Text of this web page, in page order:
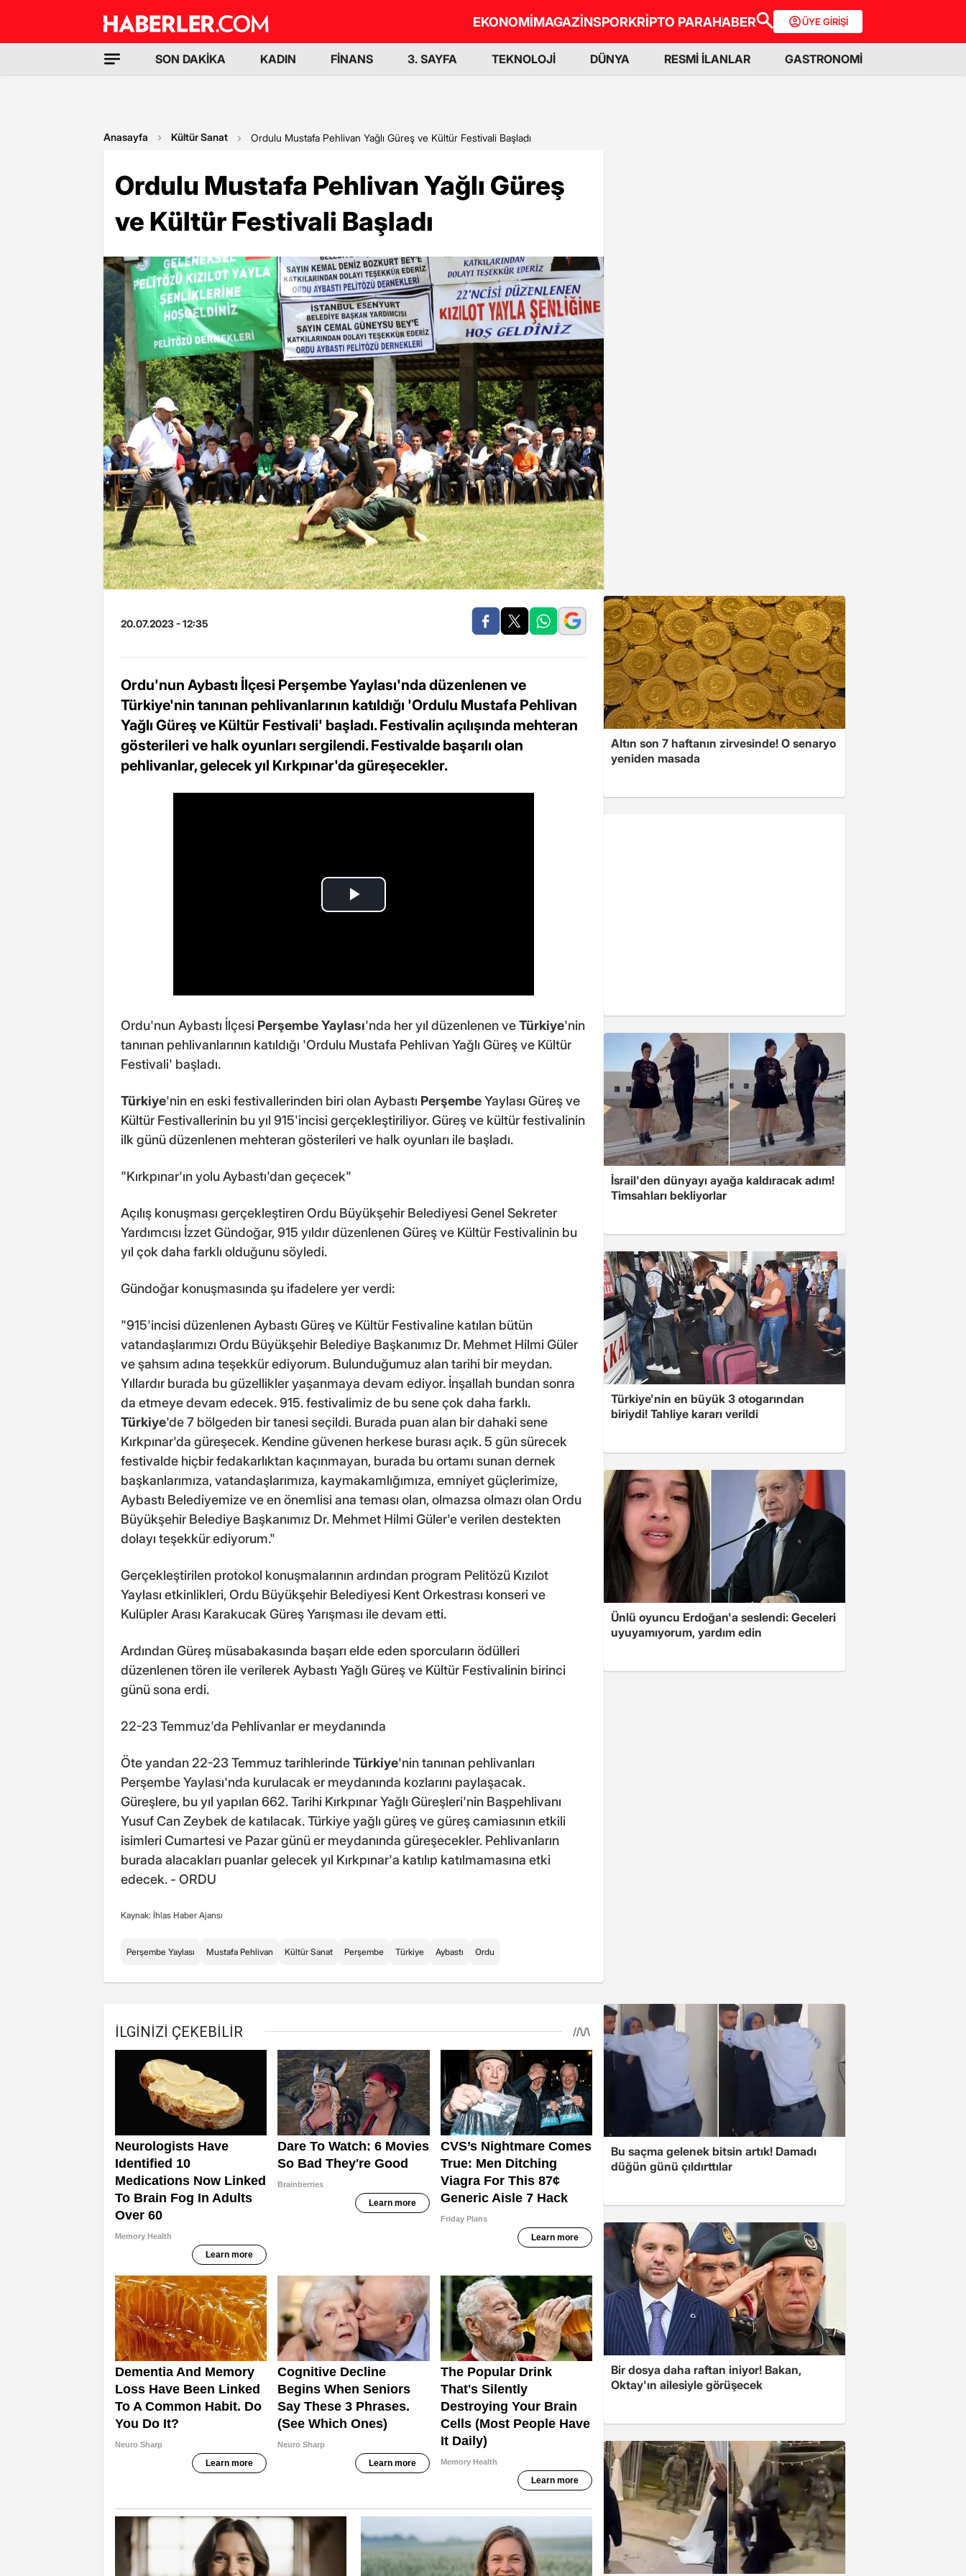
EKONOMİMAGAZİNSPORKRİPTO PARAHABER ÜYE GİRİŞİ
SON DAKİKA KADIN FİNANS 3. SAYFA TEKNOLOJİ DÜNYA RESMİ İLANLAR GASTRONOMİ
Anasayfa Kültür Sanat Ordulu Mustafa Pehlivan Yağlı Güreş ve Kültür Festivali Başladı
Ordulu Mustafa Pehlivan Yağlı Güreş
ve Kültür Festivali Başladı
20.07.2023 - 12:35
Ordu'nun Aybastı İlçesi Perşembe Yaylası'nda düzenlenen ve
Türkiye'nin tanınan pehlivanlarının katıldığı 'Ordulu Mustafa Pehlivan
Yağlı Güreş ve Kültür Festivali' başladı. Festivalin açılışında mehteran
gösterileri ve halk oyunları sergilendi. Festivalde başarılı olan
pehlivanlar, gelecek yıl Kırkpınar'da güreşecekler.
Ordu'nun Aybastı İlçesi Perşembe Yaylası'nda her yıl düzenlenen veTürkiye'nin
tanınan pehlivanlarının katıldığı 'Ordulu Mustafa Pehlivan Yağlı Güreş ve Kültür
Festivali' başladı.
Türkiye'nin en eski festivallerinden biri olan Aybastı PerşembeYaylası Güreş ve
Kültür Festivallerinin bu yıl 915'incisi gerçekleştiriliyor. Güreş ve kültür festivalinin
ilk günü düzenlenen mehteran gösterileri ve halk oyunları ile başladı.
"Kırkpınar'ın yolu Aybastı'dan geçecek"
Açılış konuşması gerçekleştiren Ordu Büyükşehir Belediyesi Genel Sekreter
Yardımcısı İzzet Gündoğar, 915 yıldır düzenlenen Güreş ve Kültür Festivalinin bu
yıl çok daha farklı olduğunu söyledi.
Gündoğar konuşmasında şu ifadelere yer verdi:
"915'incisi düzenlenen Aybastı Güreş ve Kültür Festivaline katılan bütün
vatandaşlarımızı Ordu Büyükşehir Belediye Başkanımız Dr. Mehmet Hilmi Güler
ve şahsım adına teşekkür ediyorum. Bulunduğumuz alan tarihi bir meydan.
Yıllardır burada bu güzellikler yaşanmaya devam ediyor. İnşallah bundan sonra
da etmeye devam edecek. 915. festivalimiz de bu sene çok daha farklı.
Türkiye'de 7 bölgeden bir tanesi seçildi. Burada puan alan bir dahaki sene
Kırkpınar'da güreşecek. Kendine güvenen herkese burası açık. 5 gün sürecek
festivalde hiçbir fedakarlıktan kaçınmayan, burada bu ortamı sunan dernek
başkanlarımıza, vatandaşlarımıza, kaymakamlığımıza, emniyet güçlerimize,
Aybastı Belediyemize ve en önemlisi ana teması olan, olmazsa olmazı olan Ordu
Büyükşehir Belediye Başkanımız Dr. Mehmet Hilmi Güler'e verilen destekten
dolayı teşekkür ediyorum."
Gerçekleştirilen protokol konuşmalarının ardından program Pelitözü Kızılot
Yaylası etkinlikleri, Ordu Büyükşehir Belediyesi Kent Orkestrası konseri ve
Kulüpler Arası Karakucak Güreş Yarışması ile devam etti.
Ardından Güreş müsabakasında başarı elde eden sporcuların ödülleri
düzenlenen tören ile verilerek Aybastı Yağlı Güreş ve Kültür Festivalinin birinci
günü sona erdi.
22-23 Temmuz'da Pehlivanlar er meydanında
Öte yandan 22-23 Temmuz tarihlerindeTürkiye'nin tanınan pehlivanları
Perşembe Yaylası'nda kurulacak er meydanında kozlarını paylaşacak.
Güreşlere, bu yıl yapılan 662. Tarihi Kırkpınar Yağlı Güreşleri'nin Başpehlivanı
Yusuf Can Zeybek de katılacak. Türkiye yağlı güreş ve güreş camiasının etkili
isimleri Cumartesi ve Pazar günü er meydanında güreşecekler. Pehlivanların
burada alacakları puanlar gelecek yıl Kırkpınar'a katılıp katılmamasına etki
edecek. - ORDU
Kaynak: İhlas Haber Ajansı
Perşembe Yaylası Mustafa Pehlivan Kültür Sanat Perşembe Türkiye Aybastı Ordu
Altın son 7 haftanın zirvesinde! O senaryo
yeniden masada
İsrail'den dünyayı ayağa kaldıracak adım!
Timsahları bekliyorlar
Türkiye'nin en büyük 3 otogarından
biriydi! Tahliye kararı verildi
Ünlü oyuncu Erdoğan'a seslendi: Geceleri
uyuyamıyorum, yardım edin
Bu saçma gelenek bitsin artık! Damadı
düğün günü çıldırttılar
Bir dosya daha raftan iniyor! Bakan,
Oktay'ın ailesiyle görüşecek